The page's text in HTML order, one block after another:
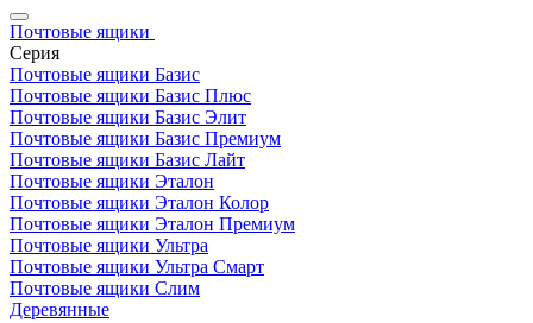
Почтовые ящики
Серия
Почтовые ящики Базис
Почтовые ящики Базис Плюс
Почтовые ящики Базис Элит
Почтовые ящики Базис Премиум
Почтовые ящики Базис Лайт
Почтовые ящики Эталон
Почтовые ящики Эталон Колор
Почтовые ящики Эталон Премиум
Почтовые ящики Ультра
Почтовые ящики Ультра Смарт
Почтовые ящики Слим
Деревянные